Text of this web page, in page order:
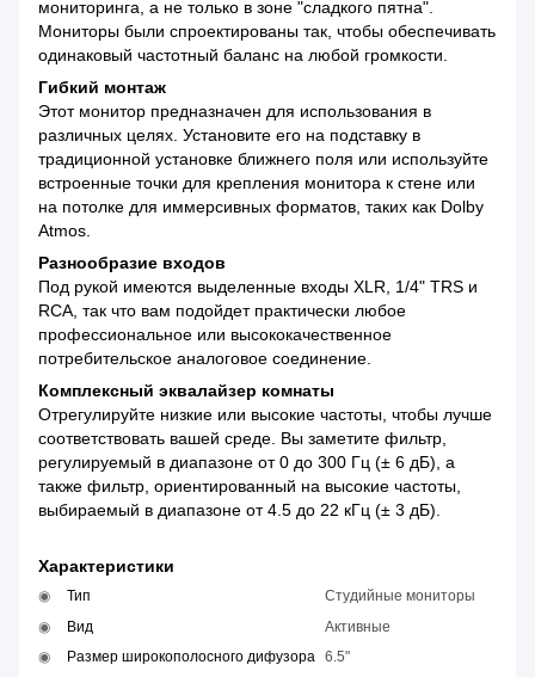
мониторинга, а не только в зоне "сладкого пятна".
Мониторы были спроектированы так, чтобы обеспечивать
одинаковый частотный баланс на любой громкости.
Гибкий монтаж
Этот монитор предназначен для использования в
различных целях. Установите его на подставку в
традиционной установке ближнего поля или используйте
встроенные точки для крепления монитора к стене или
на потолке для иммерсивных форматов, таких как Dolby
Atmos.
Разнообразие входов
Под рукой имеются выделенные входы XLR, 1/4" TRS и
RCA, так что вам подойдет практически любое
профессиональное или высококачественное
потребительское аналоговое соединение.
Комплексный эквалайзер комнаты
Отрегулируйте низкие или высокие частоты, чтобы лучше
соответствовать вашей среде. Вы заметите фильтр,
регулируемый в диапазоне от 0 до 300 Гц (± 6 дБ), а
также фильтр, ориентированный на высокие частоты,
выбираемый в диапазоне от 4.5 до 22 кГц (± 3 дБ).
Характеристики
Тип
Студийные мониторы
Вид
Активные
Размер широкополосного дифузора 6.5"